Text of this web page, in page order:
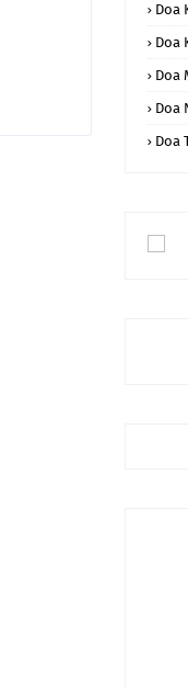
Doa
Doa
Doa
Doa
Doa